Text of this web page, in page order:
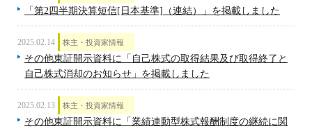
「第2四半期決算短信[日本基準]（連結）」を掲載しました
2025.02.14 株主・投資家情報
その他東証開示資料に「自己株式の取得結果及び取得終了と
自己株式消却のお知らせ」を掲載しました
2025.02.13 株主・投資家情報
その他東証開示資料に「業績連動型株式報酬制度の継続に関